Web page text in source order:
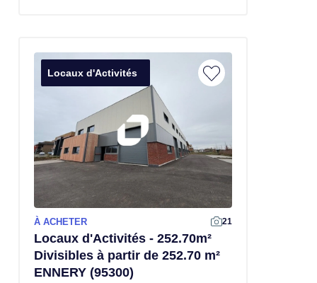
Locaux d'Activités
À ACHETER 21
Locaux d'Activités - 252.70m²
Divisibles à partir de 252.70 m²
ENNERY (95300)